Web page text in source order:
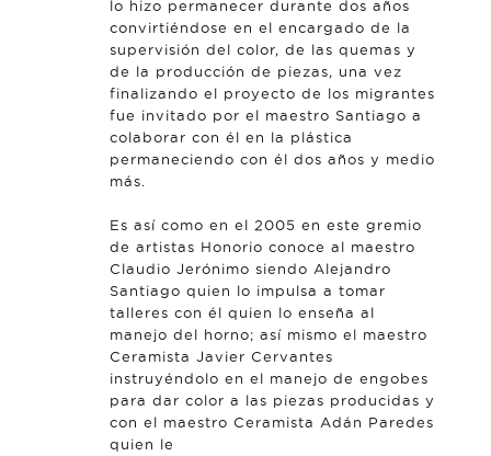
lo hizo permanecer durante dos años
convirtiéndose en el encargado de la
supervisión del color, de las quemas y
de la producción de piezas, una vez
finalizando el proyecto de los migrantes
fue invitado por el maestro Santiago a
colaborar con él en la plástica
permaneciendo con él dos años y medio
más.
Es así como en el 2005 en este gremio
de artistas Honorio conoce al maestro
Claudio Jerónimo siendo Alejandro
Santiago quien lo impulsa a tomar
talleres con él quien lo enseña al
manejo del horno; así mismo el maestro
Ceramista Javier Cervantes
instruyéndolo en el manejo de engobes
para dar color a las piezas producidas y
con el maestro Ceramista Adán Paredes
quien le